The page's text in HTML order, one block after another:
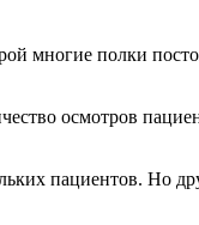
многие полки
осмотров
пациентов. Но